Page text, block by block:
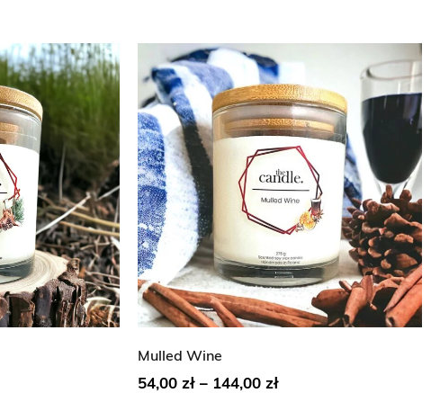
Mulled Wine
54,00 zł – 144,00 zł